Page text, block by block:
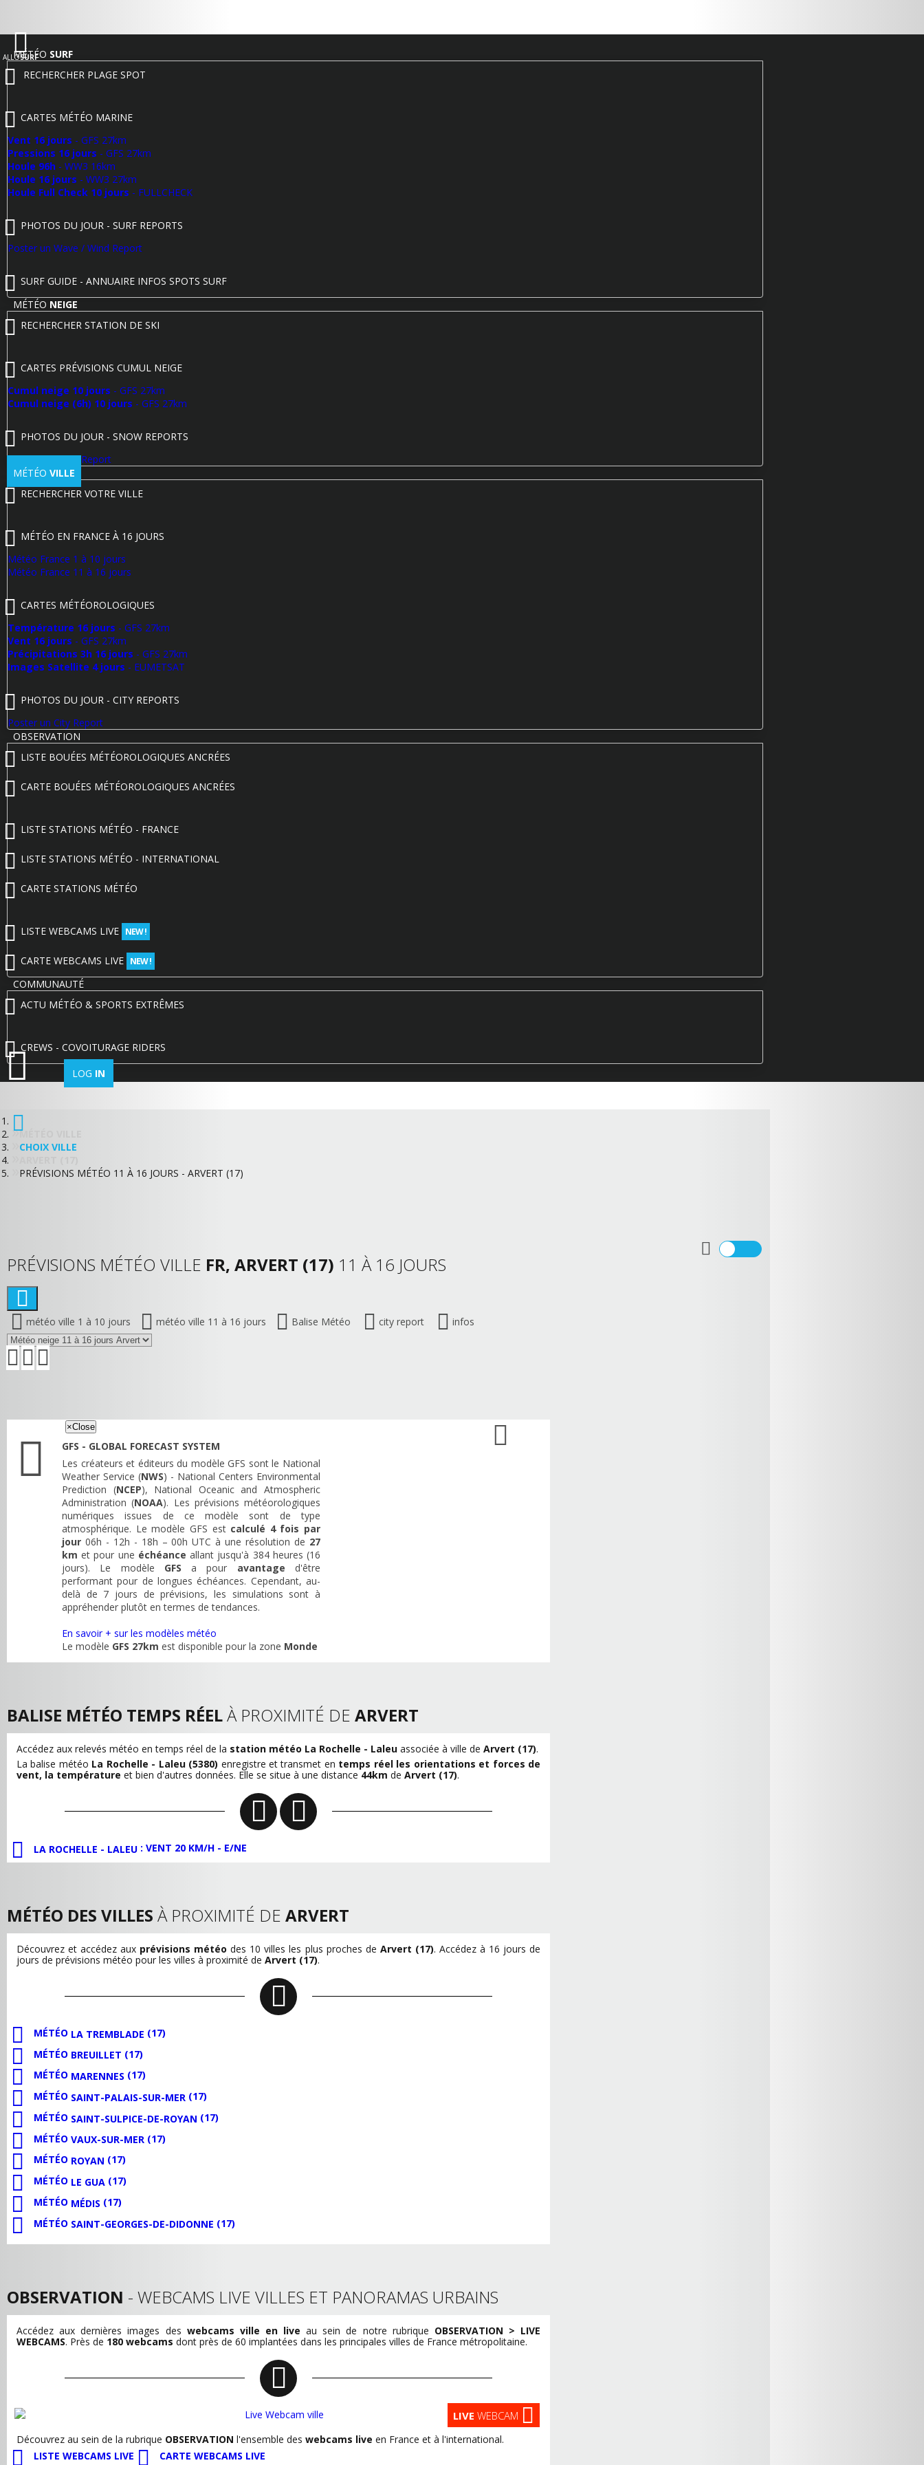
ALLOSURF
MÉTÉO SURF
RECHERCHER PLAGE SPOT
CARTES MÉTÉO MARINE
Vent 16 jours - GFS 27km
Pressions 16 jours - GFS 27km
Houle 96h - WW3 16km
Houle 16 jours - WW3 27km
Houle Full Check 10 jours - FULLCHECK
PHOTOS DU JOUR - SURF REPORTS
Poster un Wave / Wind Report
SURF GUIDE - ANNUAIRE INFOS SPOTS SURF
MÉTÉO NEIGE
RECHERCHER STATION DE SKI
CARTES PRÉVISIONS CUMUL NEIGE
Cumul neige 10 jours - GFS 27km
Cumul neige (6h) 10 jours - GFS 27km
PHOTOS DU JOUR - SNOW REPORTS
Poster un Snow Report
MÉTÉO VILLE
RECHERCHER VOTRE VILLE
MÉTÉO EN FRANCE À 16 JOURS
Météo France 1 à 10 jours
Météo France 11 à 16 jours
CARTES MÉTÉOROLOGIQUES
Température 16 jours - GFS 27km
Vent 16 jours - GFS 27km
Précipitations 3h 16 jours - GFS 27km
Images Satellite 4 jours - EUMETSAT
PHOTOS DU JOUR - CITY REPORTS
Poster un City Report
OBSERVATION
LISTE BOUÉES MÉTÉOROLOGIQUES ANCRÉES
CARTE BOUÉES MÉTÉOROLOGIQUES ANCRÉES
LISTE STATIONS MÉTÉO - FRANCE
LISTE STATIONS MÉTÉO - INTERNATIONAL
CARTE STATIONS MÉTÉO
LISTE WEBCAMS LIVE NEW !
CARTE WEBCAMS LIVE NEW !
COMMUNAUTÉ
ACTU MÉTÉO & SPORTS EXTRÊMES
CREWS - COVOITURAGE RIDERS
LOG IN
MÉTÉO VILLE
CHOIX VILLE
PRÉVISIONS MÉTÉO 11 À 16 JOURS - ARVERT (17)
PRÉVISIONS MÉTÉO VILLE FR, ARVERT (17) 11 À 16 JOURS
météo ville 1 à 10 jours météo ville 11 à 16 jours Balise Météo city report infos
×Close
GFS - GLOBAL FORECAST SYSTEM
Les créateurs et éditeurs du modèle GFS sont le National
Weather Service (NWS) - National Centers Environmental
Prediction (NCEP), National Oceanic and Atmospheric
Administration (NOAA). Les prévisions météorologiques
numériques issues de ce modèle sont de type
atmosphérique. Le modèle GFS est calculé 4 fois par
jour 06h - 12h - 18h – 00h UTC à une résolution de 27
km et pour une échéance allant jusqu'à 384 heures (16
jours). Le modèle GFS a pour avantage d'être
performant pour de longues échéances. Cependant, au-
delà de 7 jours de prévisions, les simulations sont à
appréhender plutôt en termes de tendances.
En savoir + sur les modèles météo
Le modèle GFS 27km est disponible pour la zone Monde
BALISE MÉTÉO TEMPS RÉELÀ PROXIMITÉ DE ARVERT
Accédez aux relevés météo en temps réel de la station météo La Rochelle - Laleu associée à ville de Arvert (17).
La balise météo La Rochelle - Laleu (5380) enregistre et transmet en temps réel les orientations et forces de
vent, la température et bien d'autres données. Elle se situe à une distance 44km de Arvert (17).
LA ROCHELLE - LALEU : VENT 20 KM/H - E/NE
MÉTÉO DES VILLES À PROXIMITÉ DE ARVERT
Découvrez et accédez aux prévisions météo des 10 villes les plus proches de Arvert (17). Accédez à 16 jours de
jours de prévisions météo pour les villes à proximité de Arvert (17).
MÉTÉO LA TREMBLADE (17)
MÉTÉO BREUILLET (17)
MÉTÉO MARENNES (17)
MÉTÉO SAINT-PALAIS-SUR-MER (17)
MÉTÉO SAINT-SULPICE-DE-ROYAN (17)
MÉTÉO VAUX-SUR-MER (17)
MÉTÉO ROYAN (17)
MÉTÉO LE GUA (17)
MÉTÉO MÉDIS (17)
MÉTÉO SAINT-GEORGES-DE-DIDONNE (17)
OBSERVATION - WEBCAMS LIVE VILLES ET PANORAMAS URBAINS
Accédez aux dernières images des webcams ville en live au sein de notre rubrique OBSERVATION > LIVE
WEBCAMS. Près de 180 webcams dont près de 60 implantées dans les principales villes de France métropolitaine.
LIVE WEBCAM
Découvrez au sein de la rubrique OBSERVATION l'ensemble des webcams live en France et à l'international.
LISTE WEBCAMS LIVE
CARTE WEBCAMS LIVE